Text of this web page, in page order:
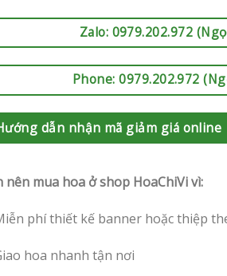
Zalo: 0979.202.972
Phone: 0979.202.972
dẫn nhận mã giảm giá online
nên mua hoa ở shop HoaChiVi vì:
phí thiết kế banner hoặc thiệp
hoa nhanh tận nơi